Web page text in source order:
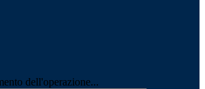
dell'operazione...